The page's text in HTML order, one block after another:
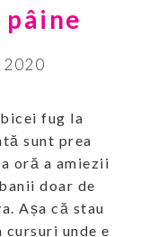
pâine
2020
fug la
sunt prea
oră a amiezii
doar de
Așa că stau
unde e